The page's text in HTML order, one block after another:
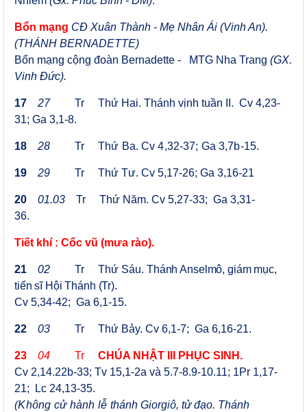
Bổn mạng CĐ Xuân Thành - Mẹ Nhân Ái (Vinh An).
(THÁNH BERNADETTE)
Bổn mạng cộng đoàn Bernadette - MTG Nha Trang (GX.
Vinh Đức).
17 27Tr Thứ Hai. Thánh vịnh tuần II. Cv 4,23-
31; Ga 3,1-8.
18 28 Tr Thứ Ba. Cv 4,32-37; Ga 3,7b-15.
19 29 Tr Thứ Tư. Cv 5,17-26; Ga 3,16-21
20 01.03 Tr
Thứ Năm. Cv 5,27-33; Ga 3,31-
36.
Tiết khí : Cốc vũ (mưa rào).
21 02 Tr Thứ Sáu. Thánh Anselmô, giám mục,
tiến sĩ Hội Thánh (Tr).
Cv 5,34-42; Ga 6,1-15.
22 03 Tr Thứ Bảy. Cv 6,1-7; Ga 6,16-21.
23 04 Tr
CHÚA NHẬT III PHỤC SINH.
Cv 2,14.22b-33; Tv 15,1-2a và 5.7-8.9-10.11; 1Pr 1,17-
21; Lc 24,13-35.
(Không cử hành lễ thánh Giorgiô, tử đạo. Thánh